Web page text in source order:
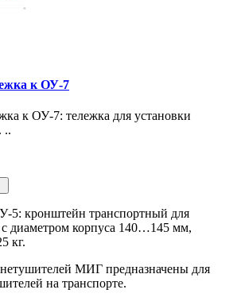
к ОУ-7
к ОУ-7: тележка для установки
..
5: кронштейн транспортный для
диаметром корпуса 140…145 мм,
кг.
МИГ предназначены для
на транспорте.